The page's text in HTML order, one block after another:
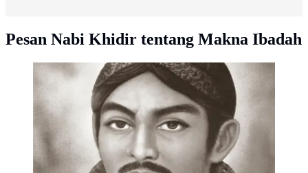
Pesan Nabi Khidir tentang Makna Ibadah
Sunan Kalijaga | Dok. Bintang.com/Ardini Maharani